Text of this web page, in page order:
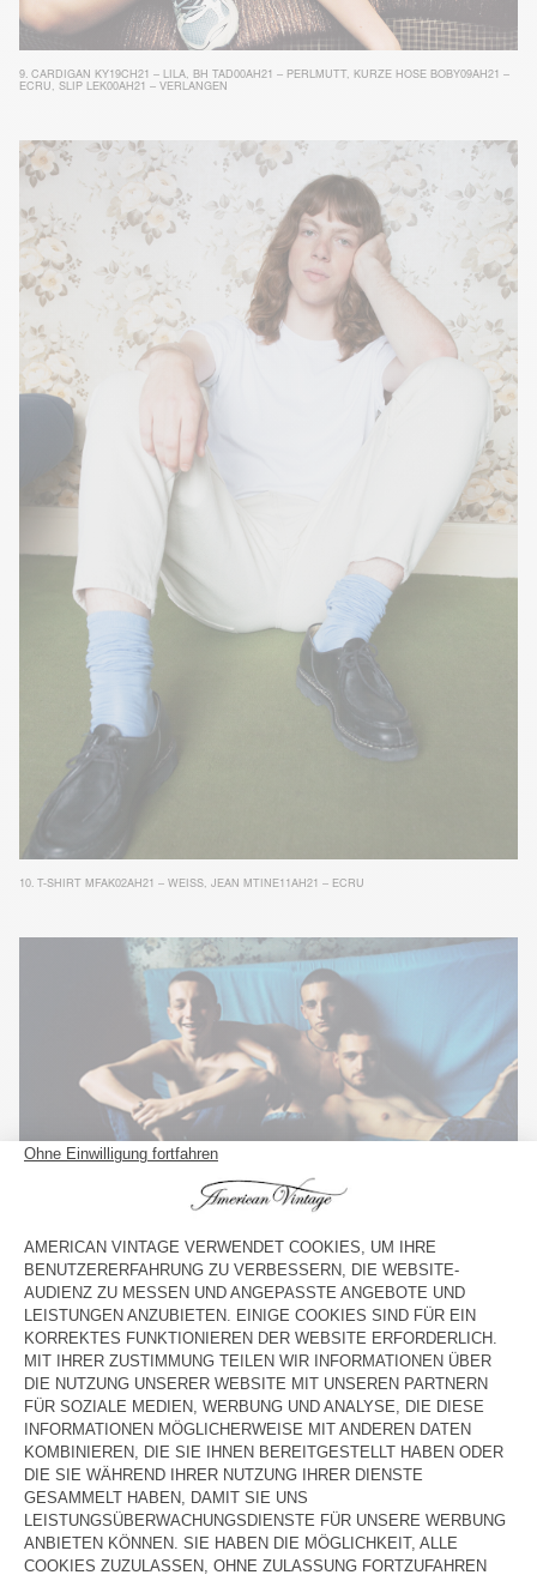
9. CARDIGAN KY19CH21 – LILA, BH TAD00AH21 – PERLMUTT, KURZE HOSE BOBY09AH21 –
ECRU , SLIP LEK00AH21 – VERLANGEN
10. T-SHIRT MFAK02AH21 – WEISS, JEAN MTINE11AH21 – ECRU
11.JEAN MBLIN11CH21 – BRUT, JEAN MWIP56H21 – STONE PFEFFER UND SALZ, JEAN
MBLIN11AH21 – BRUT